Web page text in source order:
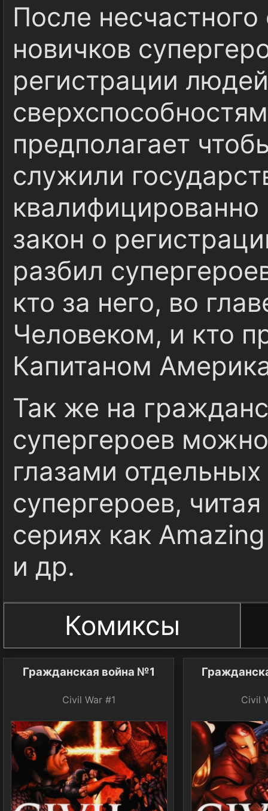
После
новичков
регистрации
предполагает
служили
закон о
разбил
кто за него, во
Человеком, и кто
Капитаном
Так же на
супергероев
глазами
супергероев,
сериях как
и др.
Комиксы
Гражданская война №1
Civil War #1 Civil